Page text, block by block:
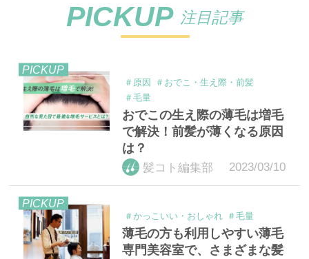
PICKUP 注目記事
PICKUP
＃原因
＃おでこ・生え際・前髪
＃毛量
おでこの生え際の薄毛は増毛
で解決！前髪が薄くなる原因
は？
髪コト編集部
2023/03/10
PICKUP
＃かっこいい・おしゃれ ＃毛量
薄毛の方も利用しやすい薄毛
専門美容室で、さまざまな髪